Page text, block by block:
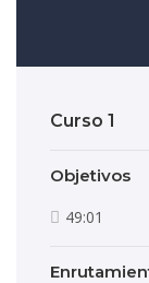
Curso 1
Objetivos
49:01